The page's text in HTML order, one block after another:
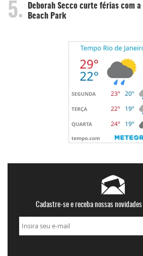
5.
Deborah Secco curte férias com
Beach Park
Cadastre-se e receba nossas